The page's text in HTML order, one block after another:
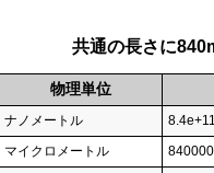
共通の長さに
物理単位
ナノメートル
マイクロメートル